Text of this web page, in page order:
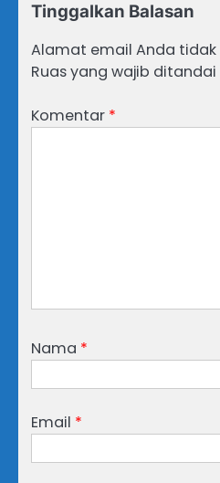
Tinggalkan Balasan
Alamat email Anda tidak
Ruas yang wajib ditandai
Komentar *
Nama *
Email *